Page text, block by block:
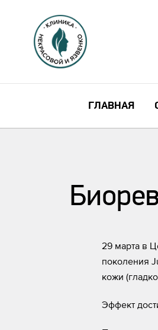
ГЛАВНАЯ
29 марта в
поколения
кожи
Эффект